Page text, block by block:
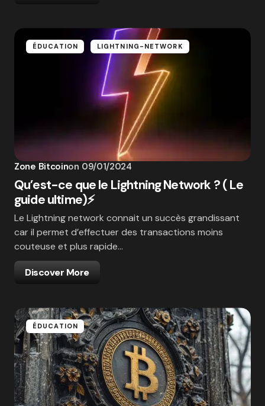
ÉDUCATION LIGHTNING-NETWORK
Zone Bitcoinon 09/01/2024
Qu’est-ce que le Lightning Network ? ( Le
guide ultime)⚡
Le Lightning network connait un succès grandissant
car il permet d’effectuer des transactions moins
couteuse et plus rapide…
Discover More
ÉDUCATION